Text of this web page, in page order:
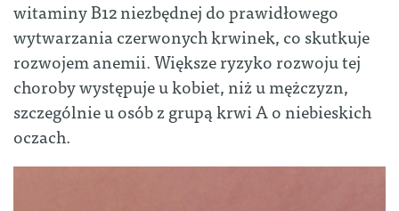
witaminy B12 niezbędnej do prawidłowego
wytwarzania czerwonych krwinek, co skutkuje
rozwojem anemii. Większe ryzyko rozwoju tej
choroby występuje u kobiet, niż u mężczyzn,
szczególnie u osób z grupą krwi A o niebieskich
oczach.